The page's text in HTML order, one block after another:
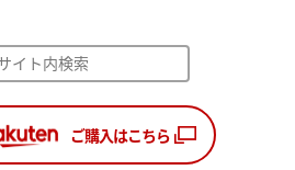
ご購入はこちら